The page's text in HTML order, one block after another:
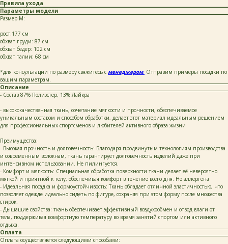
Правила ухода
Параметры модели
Размер М:
рост:177 см
обхват груди: 87 см
обхват бедер: 102 см
обхват талии: 68 см
*для консультации по размеру свяжитесь с менеджером. Отправим примеры посадки по
вашим параметрам.
Описание
- Состав 87% Полиэстер, 13% Лайкра
- высококачественная ткань, сочетание мягкости и прочности, обеспечиваемое
уникальным составом и способом обработки, делает этот материал идеальным решением
для профессиональных спортсменов и любителей активного образа жизни
Преимущества:
- Высокая прочность и долговечность: Благодаря продвинутым технологиям производства
и современным волокнам, ткань гарантирует долговечность изделий даже при
интенсивном использовании. Не пилингуется.
- Комфорт и мягкость: Специальная обработка поверхности ткани делает её невероятно
мягкой и приятной к телу, обеспечивая комфорт в течение всего дня. Не аллергена
- Идеальная посадка и формоустойчивость: Ткань обладает отличной эластичностью, что
позволяет одежде идеально сидеть по фигуре, сохраняя при этом форму после множества
стирок.
- Дышащие свойства: ткань обеспечивает эффективный воздухообмен и отвод влаги от
тела, поддерживая комфортную температуру во время занятий спортом или активного
отдыха.
Оплата
Оплата осуществляется следующими способами: